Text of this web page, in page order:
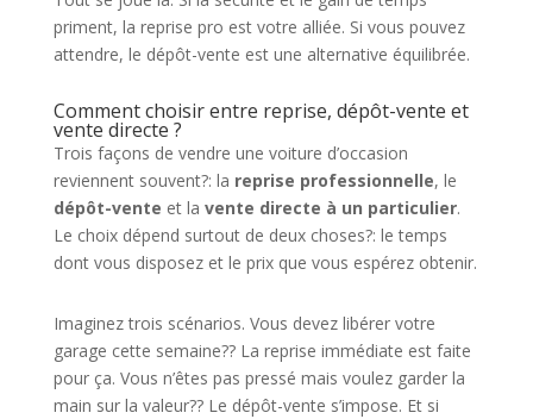
priment, la reprise pro est votre alliée. Si vous pouvez
attendre, le dépôt-vente est une alternative équilibrée.
Comment choisir entre reprise, dépôt-vente et
vente directe ?
Trois façons de vendre une voiture d’occasion
reviennent souvent?: la reprise professionnelle, le
dépôt-vente et la vente directe à un particulier.
Le choix dépend surtout de deux choses?: le temps
dont vous disposez et le prix que vous espérez obtenir.
Imaginez trois scénarios. Vous devez libérer votre
garage cette semaine?? La reprise immédiate est faite
pour ça. Vous n’êtes pas pressé mais voulez garder la
main sur la valeur?? Le dépôt-vente s’impose. Et si